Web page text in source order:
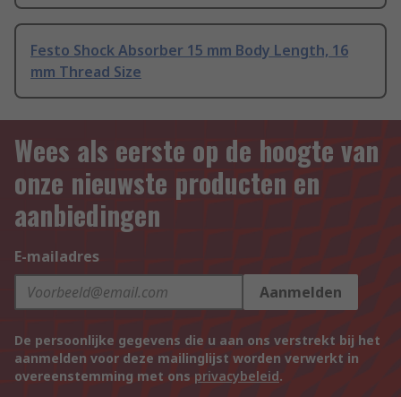
Festo Shock Absorber 15 mm Body Length, 16
mm Thread Size
Wees als eerste op de hoogte van
onze nieuwste producten en
aanbiedingen
E-mailadres
Aanmelden
De persoonlijke gegevens die u aan ons verstrekt bij het
aanmelden voor deze mailinglijst worden verwerkt in
overeenstemming met ons privacybeleid.